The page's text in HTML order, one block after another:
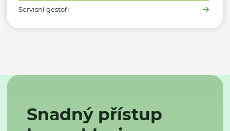
Servisní gestoři
Snadný přístup